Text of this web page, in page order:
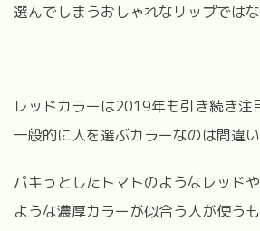
選んでしまうおしゃれなリップではな
レッドカラーは2019年も引き続き注
一般的に人を選ぶカラーなのは間違い
パキっとしたトマトのようなレッド
ような濃厚カラーが似合う人が使う